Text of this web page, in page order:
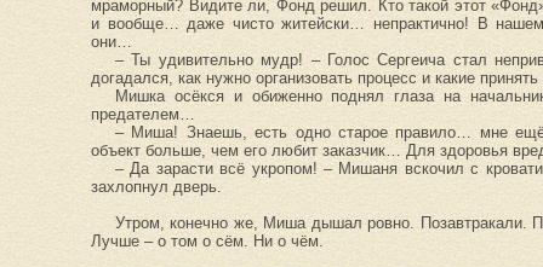
мраморный? Видите ли, Фонд решил. Кто такой этот
и вообще… даже чисто житейски… непрактично! В
они…
– Ты удивительно мудр! – Голос Сергеича стал
догадался, как нужно организовать процесс и какие
Мишка осёкся и обиженно поднял глаза на
предателем…
– Миша! Знаешь, есть одно старое правило… мне
объект больше, чем его любит заказчик… Для здоровья
– Да зарасти всё укропом! – Мишаня вскочил с
захлопнул дверь.
Утром, конечно же, Миша дышал ровно. Позавтракали.
Лучше – о том о сём. Ни о чём.